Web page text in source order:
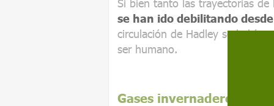
Si bien tanto las trayectorias
se han ido debilitando
circulación de Hadley se había
ser humano.
Gases invernadero y